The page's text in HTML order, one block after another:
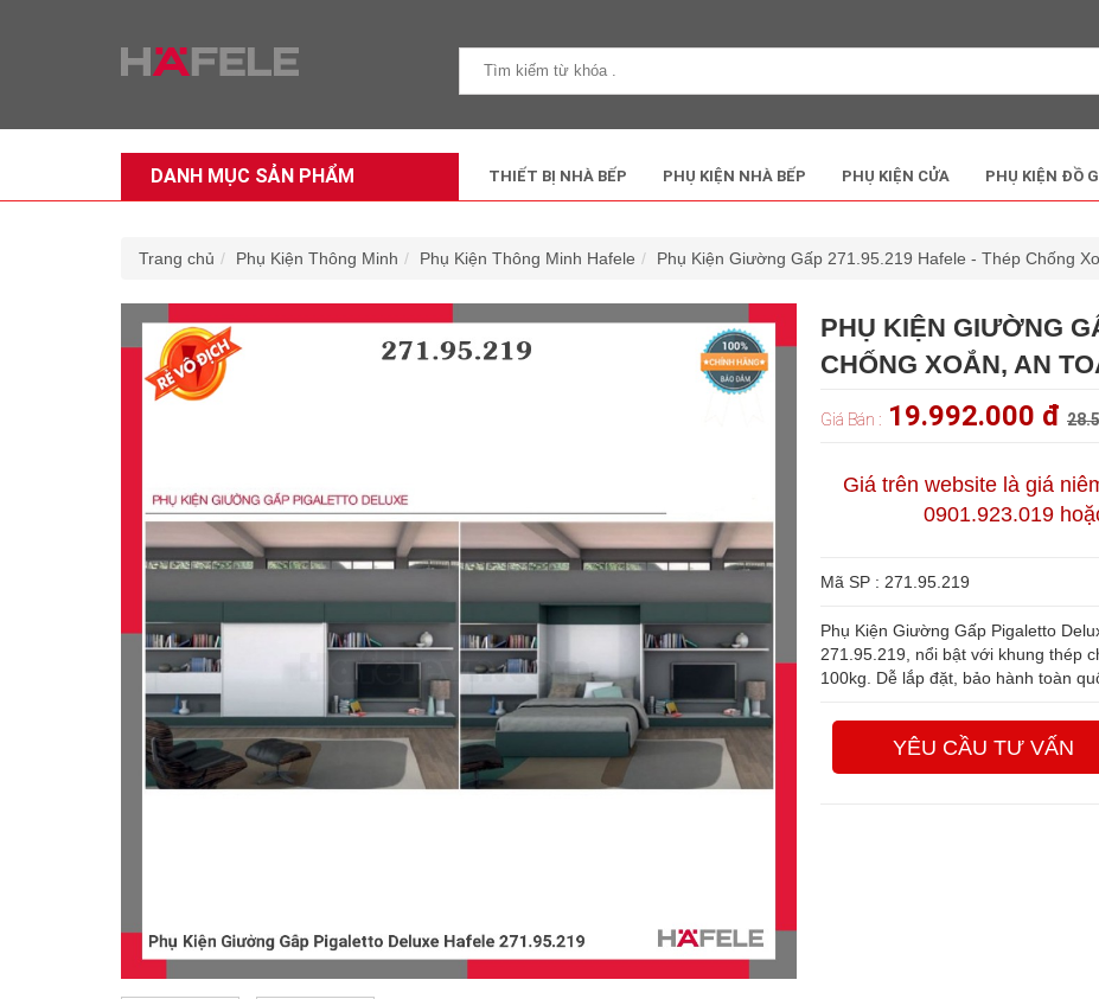
DANH MỤC SẢN PHẨM THIẾT BỊ NHÀ BẾP PHỤ KIỆN NHÀ BẾP PHỤ KIỆN CỬA PHỤ KIỆN ĐỒ
Trang chủ Phụ Kiện Thông Minh Phụ Kiện Thông Minh Hafele Phụ Kiện Giường Gấp 271.95.219 Hafele - Thép Chống
PHỤ KIỆN GIƯỜNG
CHỐNG XOẮN, AN
Giá Bán : 19.992.000 đ
Giá trên website là giá
0901.923.019
Mã SP : 271.95.219
Phụ Kiện Giường Gấp Pigaletto
271.95.219, nổi bật với khung thép
100kg. Dễ lắp đặt, bảo hành toàn
YÊU CẦU TƯ VẤN